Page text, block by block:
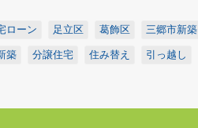
ローン 足立区 葛飾区 三郷市新築
築 分譲住宅 住み替え 引っ越し